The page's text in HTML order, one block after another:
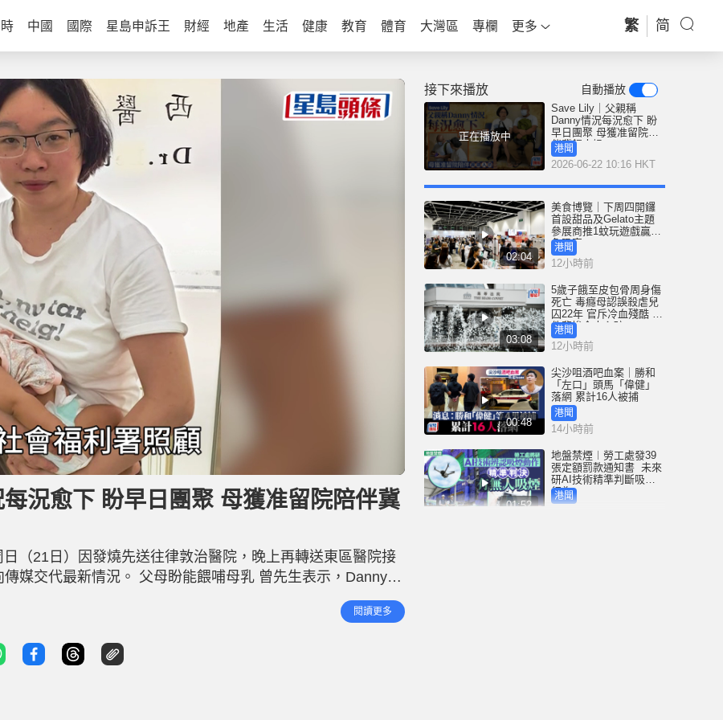
中國 國際 星島申訴王 財經 地產 生活 健康 教育 體育 大灣區 專欄 更多 繁 简
況愈下 盼早日團聚 母獲准留院陪伴冀
（21日）因發燒先送往律敦治醫院，晚上再轉送東區醫院接
媒交代最新情況。 父母盼能餵哺母乳 曾先生表示，Danny現
樣生病，並已建議一系列診斷及治療方法。他說，過去數次
，感到十分擔心。他說：「第一次見佢眼仔轆
閱讀更多
接下來播放 自動播放
正在播放中
Save Lily｜父親稱
Danny情況每況愈下 盼
早日團聚 母獲准留院陪
伴冀餵人奶
港聞
2026-06-22 10:16 HKT
02:04
美食博覽｜下周四開鑼
首設甜品及Gelato主題
參展商推1蚊玩遊戲贏鮑
魚吸客
港聞
12小時前
03:08
5歲子餓至皮包骨周身傷
死亡 毒癮母認誤殺虐兒
囚22年 官斥冷血殘酷 案
件悲慘令人心碎
港聞
12小時前
00:48
尖沙咀酒吧血案｜勝和
「左口」頭馬「偉健」
落網 累計16人被捕
港聞
14小時前
01:52
地盤禁煙︱勞工處發39
張定額罰款通知書 未來
研AI技術精準判斷吸煙
行為
港聞